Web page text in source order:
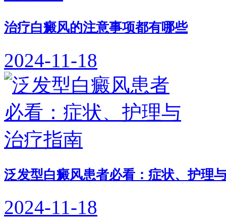
治疗白癜风的注意事项都有哪些
2024-11-18
泛发型白癜风患者必看：症状、护理
2024-11-18